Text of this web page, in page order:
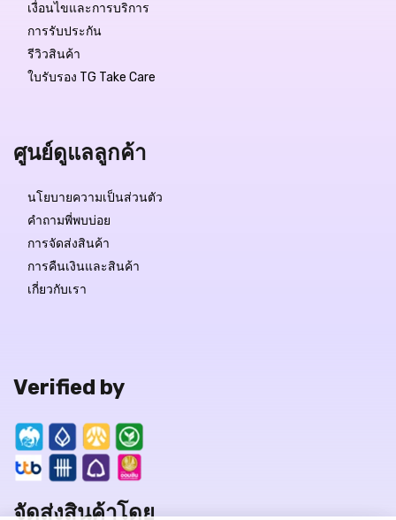
เงื่อนไขและการบริการ
การรับประกัน
รีวิวสินค้า
ใบรับรอง TG Take Care
ศูนย์ดูแลลูกค้า
นโยบายความเป็นส่วนตัว
คำถามพี่พบบ่อย
การจัดส่งสินค้า
การคืนเงินและสินค้า
เกี่ยวกับเรา
Verified by
จัดส่งสินค้าโดย